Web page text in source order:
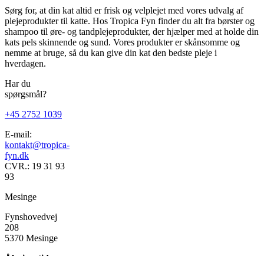
til
75,00 kr.
har
flere
varianter.
Mulighederne
kan
Sørg for, at din kat altid er frisk og velplejet med vores udvalg af
plejeprodukter til katte. Hos Tropica Fyn finder du alt fra børster og
shampoo til øre- og tandplejeprodukter, der hjælper med at holde din
kats pels skinnende og sund. Vores produkter er skånsomme og
nemme at bruge, så du kan give din kat den bedste pleje i
hverdagen.
Har du
spørgsmål?
+45 2752 1039
E-mail:
kontakt@tropica-
fyn.dk
CVR.: 19 31 93
93
Mesinge
Fynshovedvej
208
5370 Mesinge